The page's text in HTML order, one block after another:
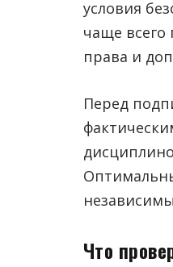
условия
чаще всего
права и
Перед
Что